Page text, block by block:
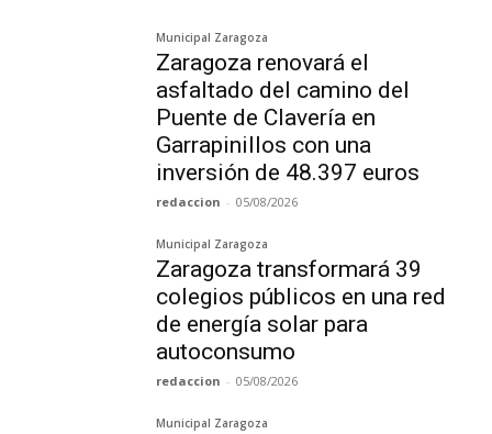
Municipal Zaragoza
Zaragoza renovará el
asfaltado del camino del
Puente de Clavería en
Garrapinillos con una
inversión de 48.397 euros
redaccion - 05/08/2026
Municipal Zaragoza
Zaragoza transformará 39
colegios públicos en una red
de energía solar para
autoconsumo
redaccion - 05/08/2026
Municipal Zaragoza